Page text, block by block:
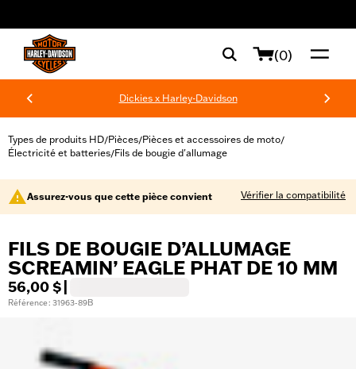
(0)
Dickies x Harley-Davidson
Types de produits HD/Pièces/Pièces et accessoires de moto/
Électricité et batteries/Fils de bougie d'allumage
Assurez-vous que cette pièce convient Vérifier la compatibilité
FILS DE BOUGIE D’ALLUMAGE
SCREAMIN’ EAGLE PHAT DE 10 MM
56,00 $
Référence : 31963-89B